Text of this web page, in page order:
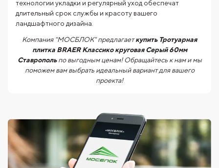
технологии укладки и регулярный уход обеспечат
длительный срок службы и красоту вашего
ландшафтного дизайна.
Компания "МОСБЛОК" предлагаеткупить Тротуарная
плитка BRAER Классико круговая Серый 60мм
Ставропольпо выгодным ценам! Обращайтесь к нам и мы
поможем вам выбрать идеальный вариант для вашего
проекта!